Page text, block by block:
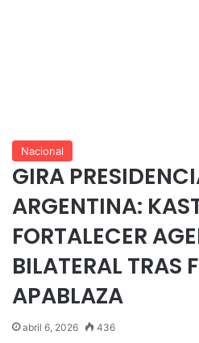
Nacional
GIRA
ARGENTINA:
FORTALECER
BILATERAL TRAS
APABLAZA
abril 6, 2026 436